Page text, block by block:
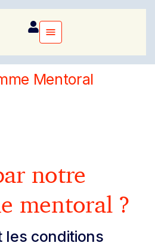
Mentoral
notre
mentoral ?
conditions